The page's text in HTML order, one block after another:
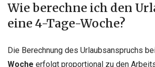
Wie berechne ich den
eine 4-Tage-Woche?
Die Berechnung des Urlaubsanspruchs
Woche erfolgt proportional zu den